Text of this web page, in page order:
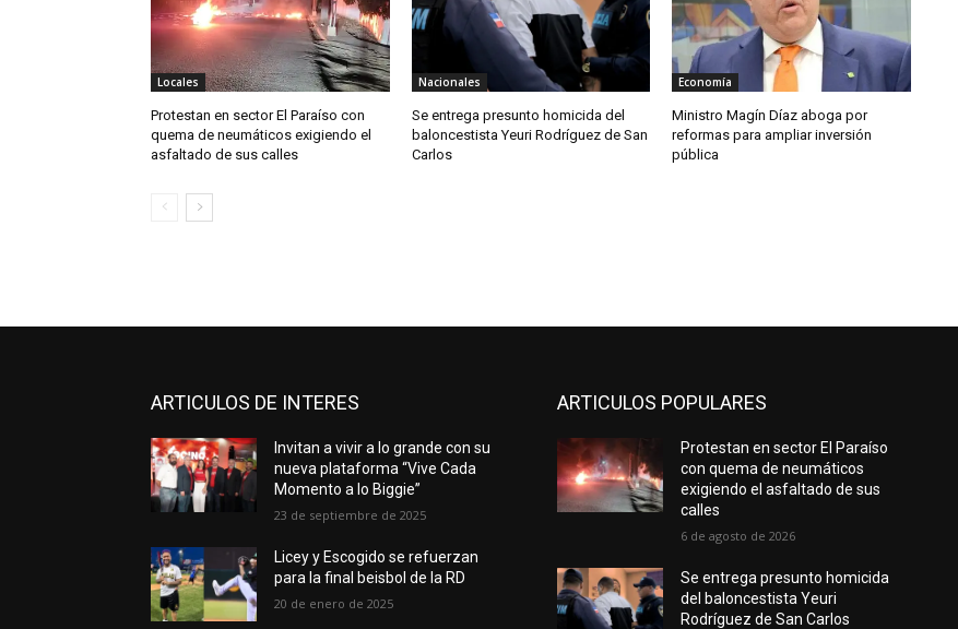
Locales
Protestan en sector El Paraíso con
quema de neumáticos exigiendo el
asfaltado de sus calles
Nacionales
Se entrega presunto homicida del
baloncestista Yeuri Rodríguez de San
Carlos
Economía
Ministro Magín Díaz aboga por
reformas para ampliar inversión
pública
ARTICULOS DE INTERES
Invitan a vivir a lo grande con su
nueva plataforma “Vive Cada
Momento a lo Biggie”
23 de septiembre de 2025
Licey y Escogido se refuerzan
para la final beisbol de la RD
20 de enero de 2025
ARTICULOS POPULARES
Protestan en sector El Paraíso
con quema de neumáticos
exigiendo el asfaltado de sus
calles
6 de agosto de 2026
Se entrega presunto homicida
del baloncestista Yeuri
Rodríguez de San Carlos